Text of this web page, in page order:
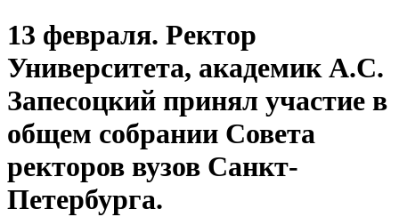
13 февраля. Ректор
Университета, академик А.С.
Запесоцкий принял участие в
общем собрании Совета
ректоров вузов Санкт-
Петербурга.